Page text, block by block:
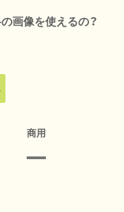
画像を使えるの？
商用